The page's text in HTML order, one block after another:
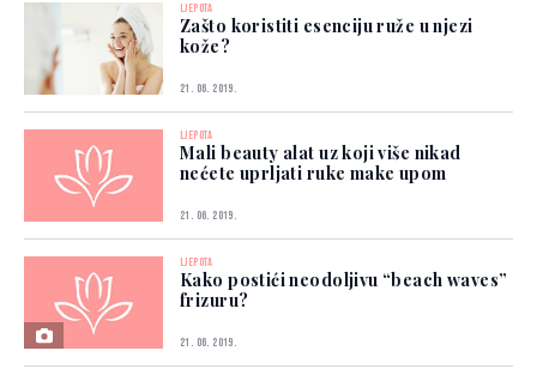
LJEPOTA
Zašto koristiti esenciju ruže u njezi
kože?
21. 06. 2019.
LJEPOTA
Mali beauty alat uz koji više nikad
nećete uprljati ruke make upom
21. 06. 2019.
LJEPOTA
Kako postići neodoljivu “beach waves”
frizuru?
21. 06. 2019.